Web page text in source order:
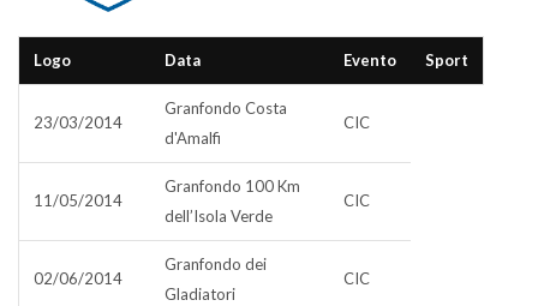
Logo Data Evento Sport
23/03/2014
Granfondo Costa
d'Amalfi
CIC
11/05/2014
Granfondo 100 Km
dell’Isola Verde
CIC
02/06/2014
Granfondo dei
Gladiatori
CIC